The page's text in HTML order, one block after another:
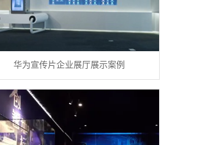
华为宣传片企业展厅展示案例